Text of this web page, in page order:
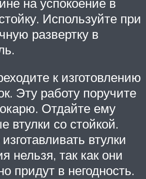
Используйте при
развертку в
к изготовлению
Эту работу поручите
Отдайте ему
втулки со стойкой.
втулки
нельзя, так как они
придут в негодность.